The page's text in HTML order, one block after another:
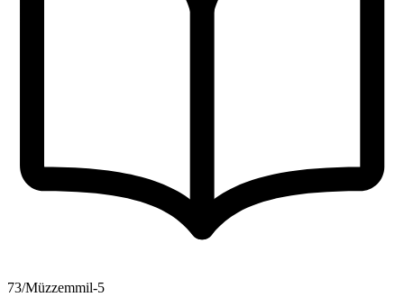
73/Müzzemmil-5